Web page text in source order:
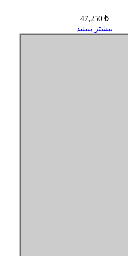
47,250 ₺
بیشتر ببینید